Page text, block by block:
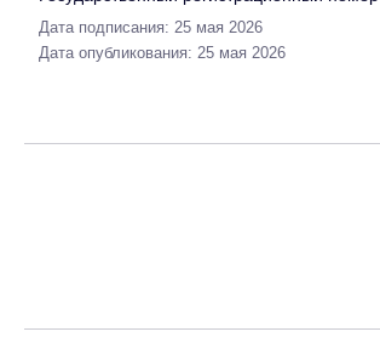
Дата подписания: 25 мая 2026
Дата опубликования: 25 мая 2026